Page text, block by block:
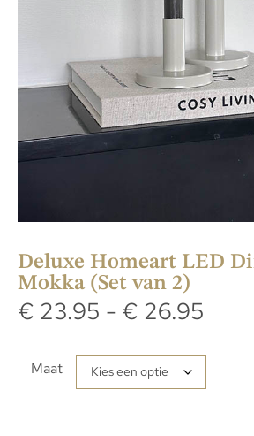
Deluxe Homeart LED
Mokka (Set van 2)
€ 23.95 - € 26.95
Maat